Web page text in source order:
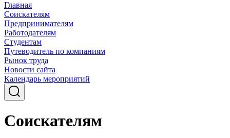
Главная
Соискателям
Предпринимателям
Работодателям
Студентам
Путеводитель по компаниям
Рынок труда
Новости сайта
Календарь мероприятий
Соискателям